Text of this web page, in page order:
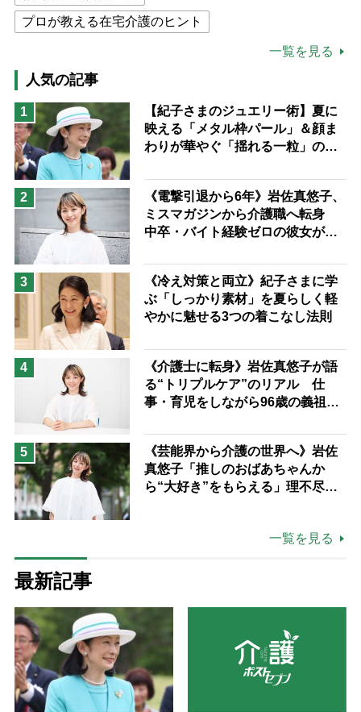
プロが教える在宅介護のヒント
高木ブー
ケアマネジャー
猫が母になつきません
息子の遠距離介護サバイバル術
兄がボケました
予防法
一覧を見る
人気の記事
1
【紀子さまのジュエリー術】夏に
映える「メタル枠パール」＆顔ま
わりが華やぐ「揺れる一粒」の使
2
《電撃引退から6年》岩佐真悠子、
ミスマガジンから介護職へ転身
中卒・バイト経験ゼロの彼女が見
ながら自分らしくいられる」
3
《冷え対策と両立》紀子さまに学
ぶ「しっかり素材」を夏らしく軽
やかに魅せる3つの着こなし法則
4
《介護士に転身》岩佐真悠子が語
る“トリプルケア”のリアル 仕
事・育児をしながら96歳の義祖母
る「家での介護は“雑”でも気にし
ない」
5
《芸能界から介護の世界へ》岩佐
真悠子「推しのおばあちゃんか
ら“大好き”をもらえる」理不尽さ
一覧を見る
最新記事